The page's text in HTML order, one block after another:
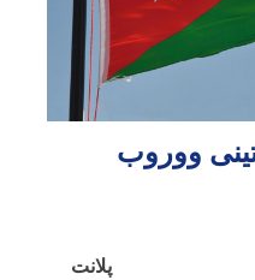
پلانت